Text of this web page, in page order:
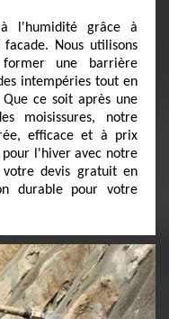
l'humidité grâce à
Nous utilisons
une barrière
intempéries tout en
ce soit après une
moisissures, notre
efficace et à prix
l'hiver avec notre
votre devis gratuit en
durable pour votre